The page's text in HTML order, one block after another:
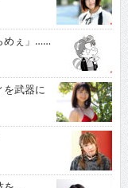
武器に